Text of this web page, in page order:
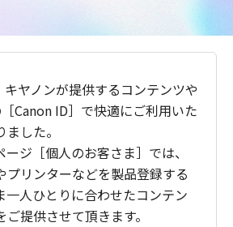
ヤノンが提供するコンテンツや
Canon ID］で快適にご利用いた
した。
ジ［個人のお客さま］では、
プリンターなどを製品登録する
一人ひとりに合わせたコンテン
提供させて頂きます。